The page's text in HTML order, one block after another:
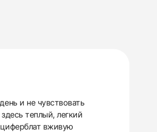
и не чувствовать
теплый, легкий
вживую